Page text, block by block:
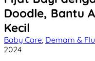
Doodle, Bantu
Kecil
Baby Care Demam & Flu
2024